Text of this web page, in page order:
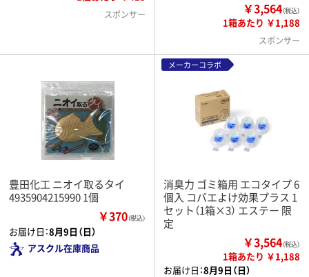
スポンサー ￥3,564（税込）
1箱あたり ￥1,188
スポンサー
豊田化工 ニオイ取るタイ
4935904215990 1個
￥370（税込）
お届け日：8月9日（日）
アスクル在庫商品
メーカーコラボ
消臭力 ゴミ箱用 エコタイプ 6
個入 コバエよけ効果プラス 1
セット（1箱×3） エステー 限
定
￥3,564（税込）
1箱あたり ￥1,188
お届け日：8月9日（日）